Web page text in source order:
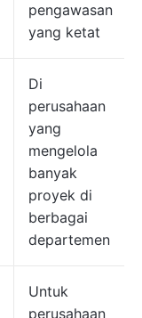
pengawasan
yang ketat
Di
perusahaan
yang
mengelola
banyak
proyek di
berbagai
departemen
Untuk
perusahaan